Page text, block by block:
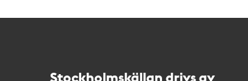
Stockholmskällan drivs av